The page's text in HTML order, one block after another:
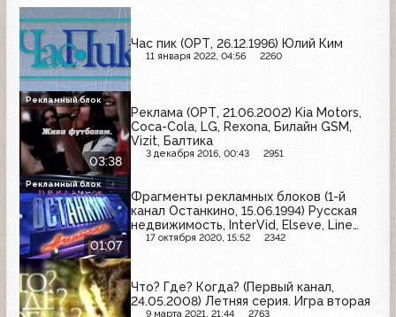
Час пик (ОРТ, 26.12.1996) Юлий Ким
11 января 2022, 04:56 2260
03:38
Реклама (ОРТ, 21.06.2002) Kia Motors,
Coca-Cola, LG, Rexona, Билайн GSM,
Vizit, Балтика
3 декабря 2016, 00:43 2951
Рекламный блок
01:07
Фрагменты рекламных блоков (1-й
канал Останкино, 15.06.1994) Русская
недвижимость, InterVid, Elseve, Line
Studio, МММ
17 октября 2020, 15:52 2342
Рекламный блок
Что? Где? Когда? (Первый канал,
24.05.2008) Летняя серия. Игра вторая
9 марта 2021, 21:44 2763